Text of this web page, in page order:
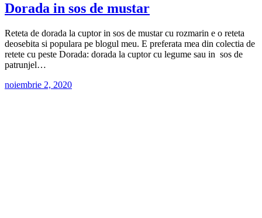
Dorada in sos de mustar
Reteta de dorada la cuptor in sos de mustar cu rozmarin e o reteta
deosebita si populara pe blogul meu. E preferata mea din colectia de
retete cu peste Dorada: dorada la cuptor cu legume sau in sos de
patrunjel…
noiembrie 2, 2020